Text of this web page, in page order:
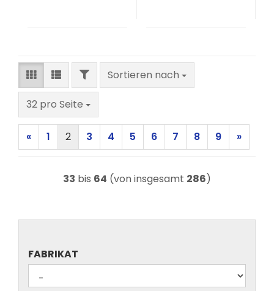
FILTERSortieren nach
Sortieren nach
32 pro Seite
pro Seite
« 1 2 3 4 5 6 7 8 9 »
33 bis 64 (von insgesamt 286)
FABRIKAT
FABRIKAT